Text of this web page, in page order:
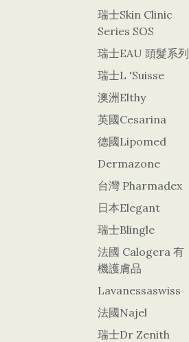
瑞士Skin Clinic
Series SOS
瑞士EAU 頭髮系列
瑞士L 'Suisse
澳洲Elthy
英國Cesarina
德國lipomed
Dermazone
台灣 Pharmadex
日本Elegant
瑞士Blingle
法國 Calogera 有
機護膚品
Lavanessaswiss
法國Najel
瑞士Dr Zenith